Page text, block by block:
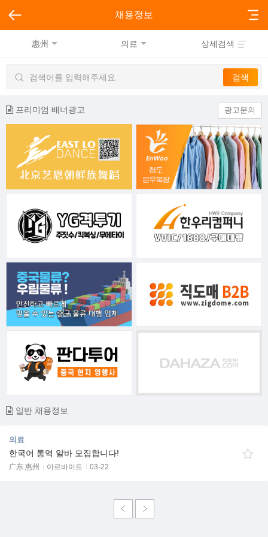
채용정보
惠州 의료 상세검색
프리미엄 배너광고 광고문의
일반 채용정보
의료
한국어 통역 알바 모집합니다!
广东 惠州 아르바이트 03-22